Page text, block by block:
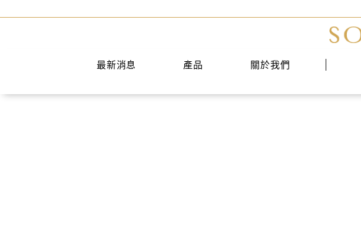
最新消息 產品 關於我們